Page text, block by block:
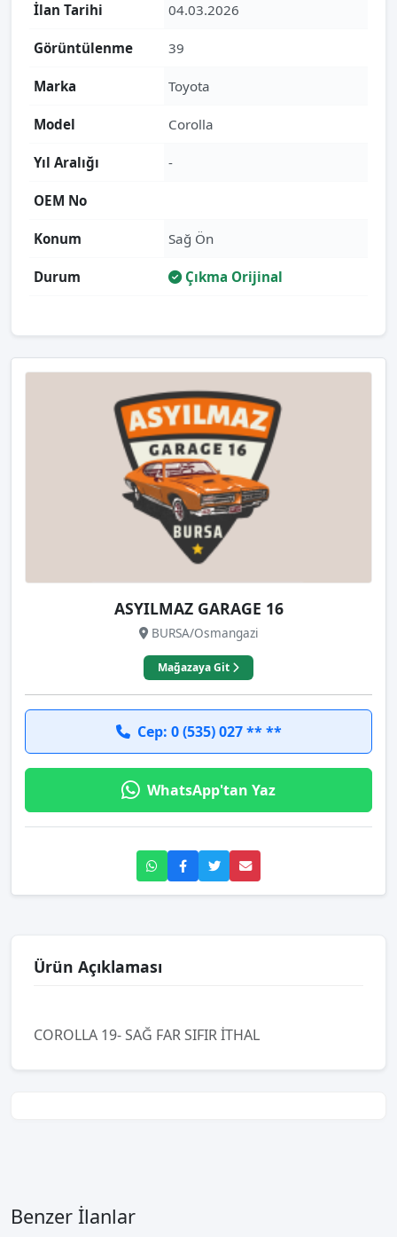
İlan Tarihi 04.03.2026
Görüntülenme 39
Marka Toyota
Model Corolla
Yıl Aralığı -
OEM No
Konum Sağ Ön
Durum Çıkma Orijinal
ASYILMAZ GARAGE 16
BURSA/Osmangazi
Mağazaya Git
Cep: 0 (535) 027 ** **
WhatsApp'tan Yaz
Ürün Açıklaması
COROLLA 19- SAĞ FAR SIFIR İTHAL
Benzer İlanlar